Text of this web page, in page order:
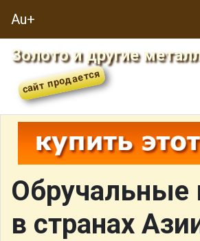
Au+
Золото и другие
Обручальные
в странах